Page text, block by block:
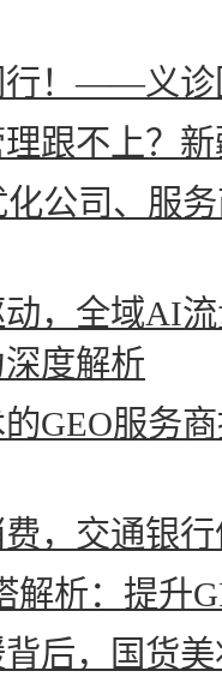
行！——义诊
跟不上？
化公司、服
，全域AI
度解析
GEO服务
，交通银
解析：提升
后，国货